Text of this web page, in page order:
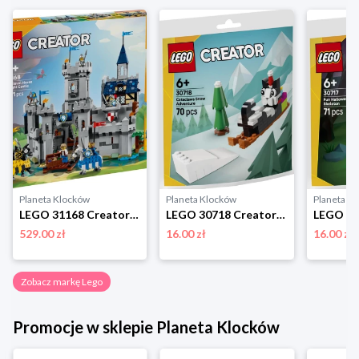
Planeta Klocków
LEGO 31168 Creator Średniowieczny zamek rycerzy konnych Lego
529.00 zł
Planeta Klocków
LEGO 30718 Creator Śnieżna przygoda Cataclaws Lego
16.00 zł
Planeta
16.00 zł
Zobacz markę Lego
Promocje w sklepie Planeta Klocków